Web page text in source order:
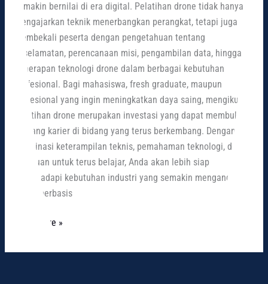
semakin bernilai di era digital. Pelatihan drone tidak hanya
mengajarkan teknik menerbangkan perangkat, tetapi juga
membekali peserta dengan pengetahuan tentang
keselamatan, perencanaan misi, pengambilan data, hingga
penerapan teknologi drone dalam berbagai kebutuhan
profesional. Bagi mahasiswa, fresh graduate, maupun
profesional yang ingin meningkatkan daya saing, mengikuti
pelatihan drone merupakan investasi yang dapat membuka
peluang karier di bidang yang terus berkembang. Dengan
kombinasi keterampilan teknis, pemahaman teknologi, dan
kemauan untuk terus belajar, Anda akan lebih siap
menghadapi kebutuhan industri yang semakin mengandalkan
solusi berbasis
Read More »